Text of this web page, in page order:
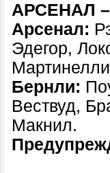
АРСЕНАЛ
Арсенал:
Эдегор,
Бернли:
Вествуд,
Макнил.